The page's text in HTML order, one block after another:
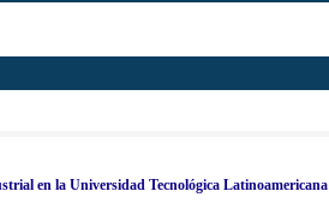
en la Universidad Tecnológica